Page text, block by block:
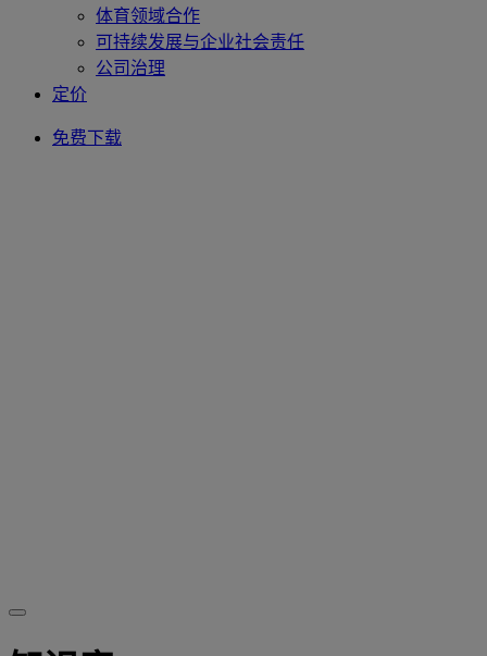
体育领域合作
可持续发展与企业社会责任
公司治理
定价
免费下载